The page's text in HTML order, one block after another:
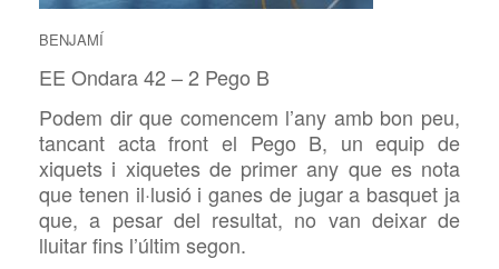
BENJAMÍ
EE Ondara 42 – 2 Pego B
Podem dir que comencem l’any amb bon peu,
tancant acta front el Pego B, un equip de
xiquets i xiquetes de primer any que es nota
que tenen il·lusió i ganes de jugar a basquet ja
que, a pesar del resultat, no van deixar de
lluitar fins l’últim segon.